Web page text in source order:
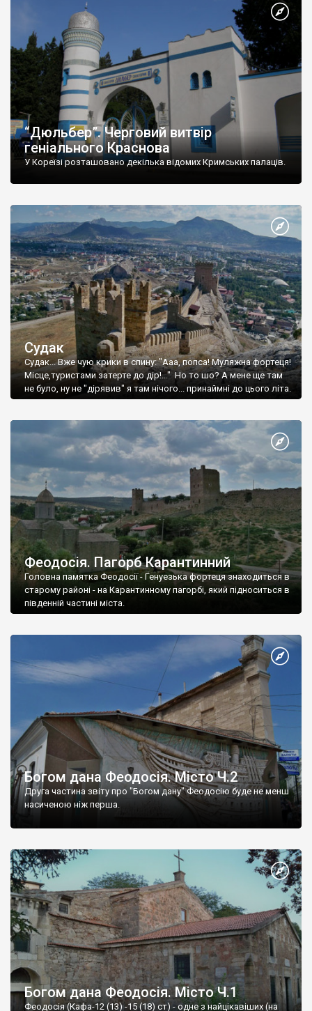
“Дюльбер”. Черговий витвір
геніального Краснова
У Кореїзі розташовано декілька відомих Кримських палаців.
Судак
Судак... Вже чую крики в спину: "Ааа, попса! Муляжна фортеця!
Місце,туристами затерте до дір!..." Но то шо? А мене ще там
не було, ну не "дірявив" я там нічого... принаймні до цього літа.
Феодосія. Пагорб Карантинний
Головна памятка Феодосії - Генуезька фортеця знаходиться в
старому районі - на Карантинному пагорбі, який підноситься в
південній частині міста.
Богом дана Феодосія. Місто Ч.2
Друга частина звіту про "Богом дану" Феодосію буде не менш
насиченою ніж перша.
Богом дана Феодосія. Місто Ч.1
Феодосія (Кафа-12 (13) -15 (18) ст) - одне з найцікавіших (на